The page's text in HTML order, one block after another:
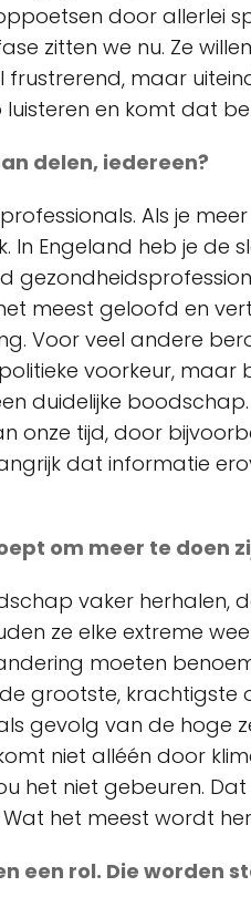
door allerlei
zitten we nu. Ze
frustrerend, maar
en komt dat
delen, iedereen?
Als je
In Engeland heb je de
meest geloofd en
Voor veel andere
voorkeur, maar
duidelijke
onze tijd, door
dat informatie
om meer te doen
vaker herhalen,
ze elke extreme
moeten
grootste, krachtigste
gevolg van de hoge
niet alléén door
het niet gebeuren.
het meest wordt
een rol. Die worden